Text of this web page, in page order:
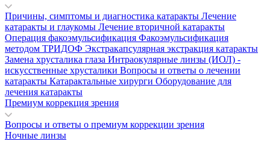
Причины, симптомы и диагностика катаракты Лечение
катаракты и глаукомы Лечение вторичной катаракты
Операция факоэмульсификация Факоэмульсификация
методом ТРИДОФ Экстракапсулярная экстракция катаракты
Замена хрусталика глаза Интраокулярные линзы (ИОЛ) -
искусственные хрусталики Вопросы и ответы о лечении
катаракты Катарактальные хирурги Оборудование для
лечения катаракты
Премиум коррекция зрения
Вопросы и ответы о премиум коррекции зрения
Ночные линзы